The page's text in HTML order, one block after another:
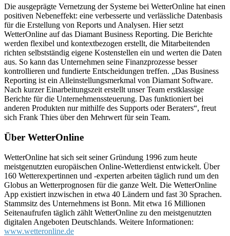
Die ausgeprägte Vernetzung der Systeme bei WetterOnline hat einen
positiven Nebeneffekt: eine verbesserte und verlässliche Datenbasis
für die Erstellung von Reports und Analysen. Hier setzt
WetterOnline auf das Diamant Business Reporting. Die Berichte
werden flexibel und kontextbezogen erstellt, die Mitarbeitenden
richten selbstständig eigene Kostenstellen ein und werten die Daten
aus. So kann das Unternehmen seine Finanzprozesse besser
kontrollieren und fundierte Entscheidungen treffen. „Das Business
Reporting ist ein Alleinstellungsmerkmal von Diamant Software.
Nach kurzer Einarbeitungszeit erstellt unser Team erstklassige
Berichte für die Unternehmenssteuerung. Das funktioniert bei
anderen Produkten nur mithilfe des Supports oder Beraters“, freut
sich Frank Thies über den Mehrwert für sein Team.
Über WetterOnline
WetterOnline hat sich seit seiner Gründung 1996 zum heute
meistgenutzten europäischen Online-Wetterdienst entwickelt. Über
160 Wetterexpertinnen und -experten arbeiten täglich rund um den
Globus an Wetterprognosen für die ganze Welt. Die WetterOnline
App existiert inzwischen in etwa 40 Ländern und fast 30 Sprachen.
Stammsitz des Unternehmens ist Bonn. Mit etwa 16 Millionen
Seitenaufrufen täglich zählt WetterOnline zu den meistgenutzten
digitalen Angeboten Deutschlands. Weitere Informationen:
www.wetteronline.de